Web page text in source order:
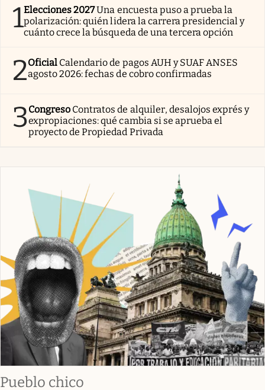
1Elecciones 2027Una encuesta puso a prueba la
polarización: quién lidera la carrera presidencial y
cuánto crece la búsqueda de una tercera opción
2Oficial Calendario de pagos AUH y SUAF ANSES
agosto 2026: fechas de cobro confirmadas
3Congreso Contratos de alquiler, desalojos exprés y
expropiaciones: qué cambia si se aprueba el
proyecto de Propiedad Privada
Pueblo chico